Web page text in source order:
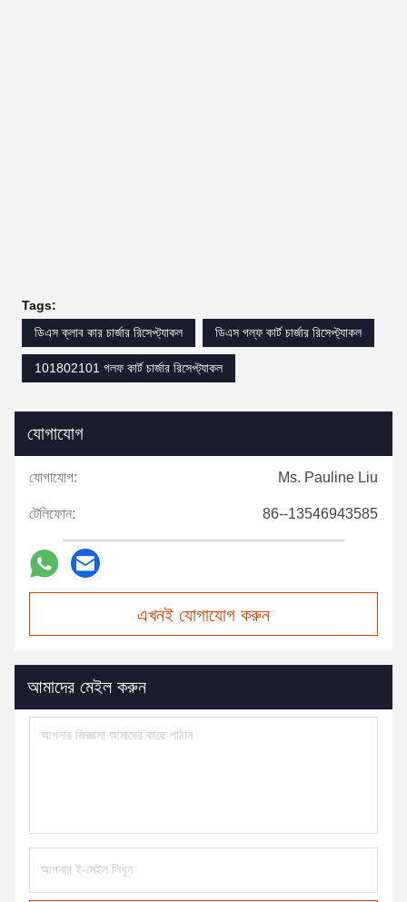
Tags:
ডিএস ক্লাব কার চার্জার রিসেপ্ট্যাকল
ডিএস গল্ফ কার্ট চার্জার রিসেপ্ট্যাকল
101802101 গলফ কার্ট চার্জার রিসেপ্ট্যাকল
যোগাযোগ
যোগাযোগ: Ms. Pauline Liu
টেলিফোন: 86--13546943585
এখনই যোগাযোগ করুন
আমাদের মেইল করুন